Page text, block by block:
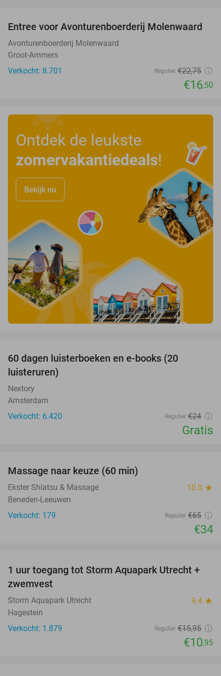
27%
Entree voor Avonturenboerderij Molenwaard
Avonturenboerderij Molenwaard
Groot-Ammers
Verkocht: 8.701
Regulier €22,75
€16,50
Ontdek de leukste
zomervakantiedeals!
Bekijk nu
60 dagen luisterboeken en e-books (20
luisteruren)
Nextory
Amsterdam
Verkocht: 6.420
Regulier €24
Gratis
Massage naar keuze (60 min)
Ekster Shiatsu & Massage 10.0 star
Beneden-Leeuwen
Verkocht: 179
Regulier €65
€34
31%
1 uur toegang tot Storm Aquapark Utrecht +
zwemvest
Storm Aquapark Utrecht 9.4 star
Hagestein
Verkocht: 1.879
Regulier €15,95
€10,95